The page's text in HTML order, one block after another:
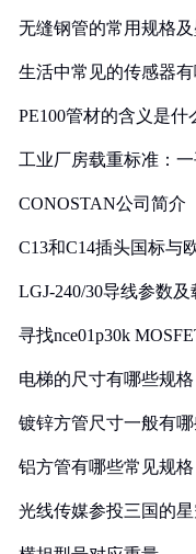
无缝钢管的常用规格
生活中常见的传感器
PE100管材的含义是什
工业厂房载重标准：
CONOSTAN公司简介
C13和C14插头国标与
LGJ-240/30导线参数
寻找nce01p30k
电梯的尺寸有哪些规格
镀锌方管尺寸一般有
铝方管有哪些常见规格
光线传媒参投三国的